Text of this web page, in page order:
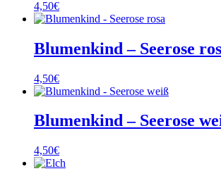
4,50€
Blumenkind – Seerose
4,50€
Blumenkind – Seerose
4,50€